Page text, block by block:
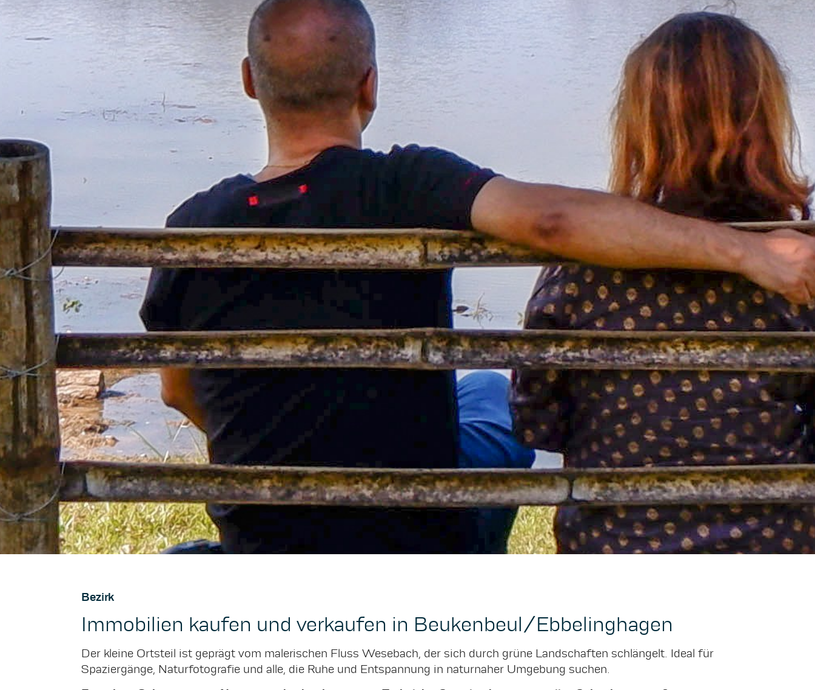
Bezirk
Immobilien kaufen und verkaufen in Beukenbeul/Ebbelinghagen
Der kleine Ortsteil ist geprägt vom malerischen Fluss Wesebach, der sich durch grüne Landschaften schlängelt. Ideal für
Spaziergänge, Naturfotografie und alle, die Ruhe und Entspannung in naturnaher Umgebung suchen.